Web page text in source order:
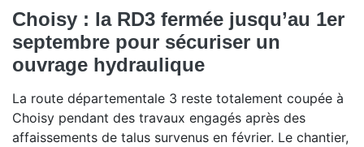
Choisy : la RD3 fermée jusqu’au 1er
septembre pour sécuriser un
ouvrage hydraulique
La route départementale 3 reste totalement coupée à
Choisy pendant des travaux engagés après des
affaissements de talus survenus en février. Le chantier,